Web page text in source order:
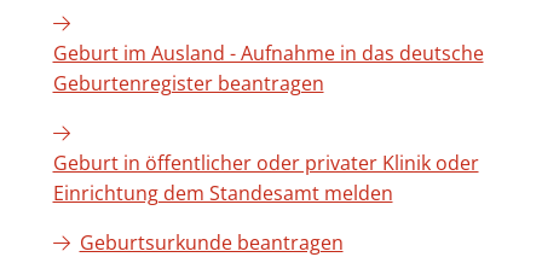
Geburt im Ausland - Aufnahme in das deutsche
Geburtenregister beantragen
Geburt in öffentlicher oder privater Klinik oder
Einrichtung dem Standesamt melden
Geburtsurkunde beantragen